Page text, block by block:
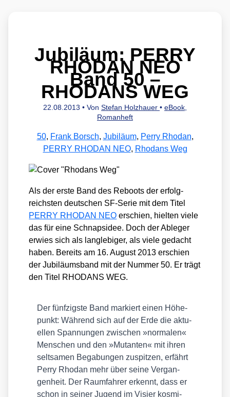
Jubiläum: PERRY
RHODAN NEO
Band 50 –
RHODANS WEG
22.08.2013 • Von Stefan Holzhauer • eBook,
Romanheft
50, Frank Borsch, Jubiläum, Perry Rhodan,
PERRY RHODAN NEO, Rhodans Weg
Als der ers­te Band des Reboots der erfolg­
reichs­ten deut­schen SF-Serie mit dem Titel
PERRY RHODAN NEO erschien, hiel­ten vie­le
das für eine Schnaps­idee. Doch der Able­ger
erwies sich als lang­le­bi­ger, als vie­le gedacht
haben. Bereits am 16. August 2013 erschien
der Jubi­lä­ums­band mit der Num­mer 50. Er trägt
den Titel RHODANS WEG.
Der fünf­zigs­te Band mar­kiert einen Höhe­
punkt: Wäh­rend sich auf der Erde die aktu­
el­len Span­nun­gen zwi­schen »nor­ma­len«
Men­schen und den »Mutan­ten« mit ihren
selt­sa­men Bega­bun­gen zuspit­zen, erfährt
Per­ry Rho­dan mehr über sei­ne Ver­gan­
gen­heit. Der Raum­fah­rer erkennt, dass er
schon in sei­ner Jugend im Visier kos­mi­